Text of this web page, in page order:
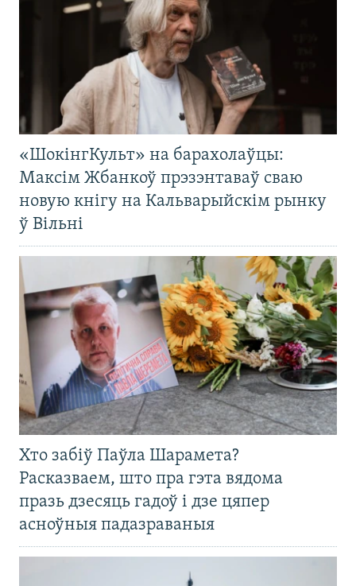
«ШокінгКульт» на барахолаўцы:
Максім Жбанкоў прэзэнтаваў сваю
новую кнігу на Кальварыйскім рынку
ў Вільні
Хто забіў Паўла Шарамета?
Расказваем, што пра гэта вядома
празь дзесяць гадоў і дзе цяпер
асноўныя падазраваныя